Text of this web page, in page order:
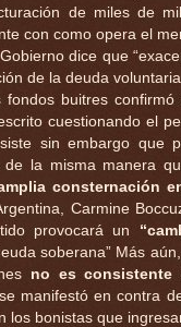
de miles de
con como opera el
dice que
de la deuda voluntaria
buitres
cuestionando el
sin embargo que
de la misma manera
consternación
Carmine
provocará un
soberana” Más
no es
manifestó en contra
los bonistas que